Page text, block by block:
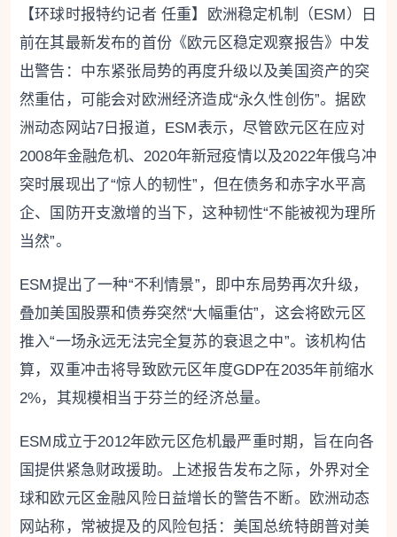
【环球时报特约记者 任重】欧洲稳定机制（ESM）日
前在其最新发布的首份《欧元区稳定观察报告》中发
出警告：中东紧张局势的再度升级以及美国资产的突
然重估，可能会对欧洲经济造成“永久性创伤”。据欧
洲动态网站7日报道，ESM表示，尽管欧元区在应对
2008年金融危机、2020年新冠疫情以及2022年俄乌冲
突时展现出了“惊人的韧性”，但在债务和赤字水平高
企、国防开支激增的当下，这种韧性“不能被视为理所
当然”。
ESM提出了一种“不利情景”，即中东局势再次升级，
叠加美国股票和债券突然“大幅重估”，这会将欧元区
推入“一场永远无法完全复苏的衰退之中”。该机构估
算，双重冲击将导致欧元区年度GDP在2035年前缩水
2%，其规模相当于芬兰的经济总量。
ESM成立于2012年欧元区危机最严重时期，旨在向各
国提供紧急财政援助。上述报告发布之际，外界对全
球和欧元区金融风险日益增长的警告不断。欧洲动态
网站称，常被提及的风险包括：美国总统特朗普对美